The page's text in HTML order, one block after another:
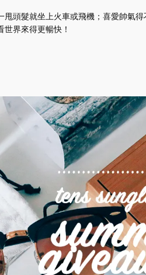
甩頭髮就坐上火車或飛機；喜愛帥氣
界來得更暢快！